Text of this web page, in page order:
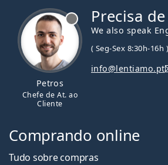
Petros
Chefe de At. ao
Cliente
Precisa
We also speak
( Seg-Sex 8:30h-16h )
info@lentiamo.pt
Comprando online
Tudo sobre compras